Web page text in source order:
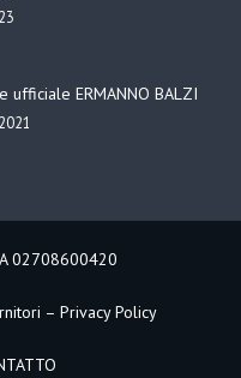
ufficiale ERMANNO BALZI
02708600420
– Privacy Policy